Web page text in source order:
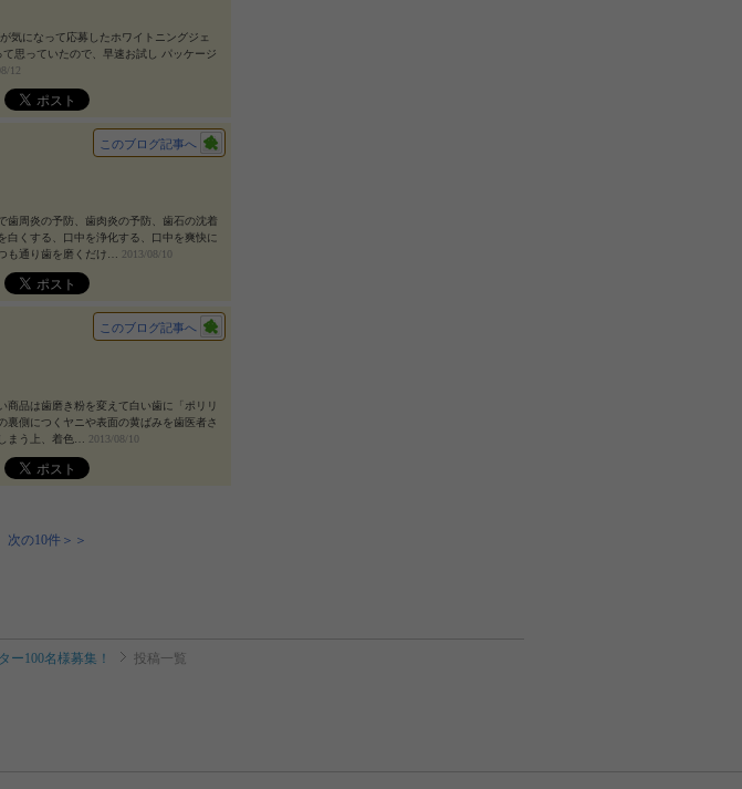
気になって応募したホワイトニングジェ
思っていたので、早速お試し パッケージ
12
歯周炎の予防、歯肉炎の予防、歯石の沈着
白くする、口中を浄化する、口中を爽快に
も通り歯を磨くだけ… 2013/08/10
このブログ記事へ
商品は歯磨き粉を変えて白い歯に「ポリリ
裏側につくヤニや表面の黄ばみを歯医者さ
まう上、着色… 2013/08/10
このブログ記事へ
次の10件＞＞
ー100名様募集！ 投稿一覧